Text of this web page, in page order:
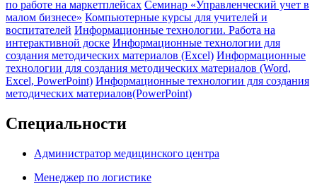
по работе на маркетплейсах Семинар «Управленческий учет в
малом бизнесе» Компьютерные курсы для учителей и
воспитателей Информационные технологии. Работа на
интерактивной доске Информационные технологии для
создания методических материалов (Excel) Информационные
технологии для создания методических материалов (Word,
Excel, PowerPoint) Информационные технологии для создания
методических материалов(PowerPoint)
Специальности
Администратор медицинского центра
Менеджер по логистике